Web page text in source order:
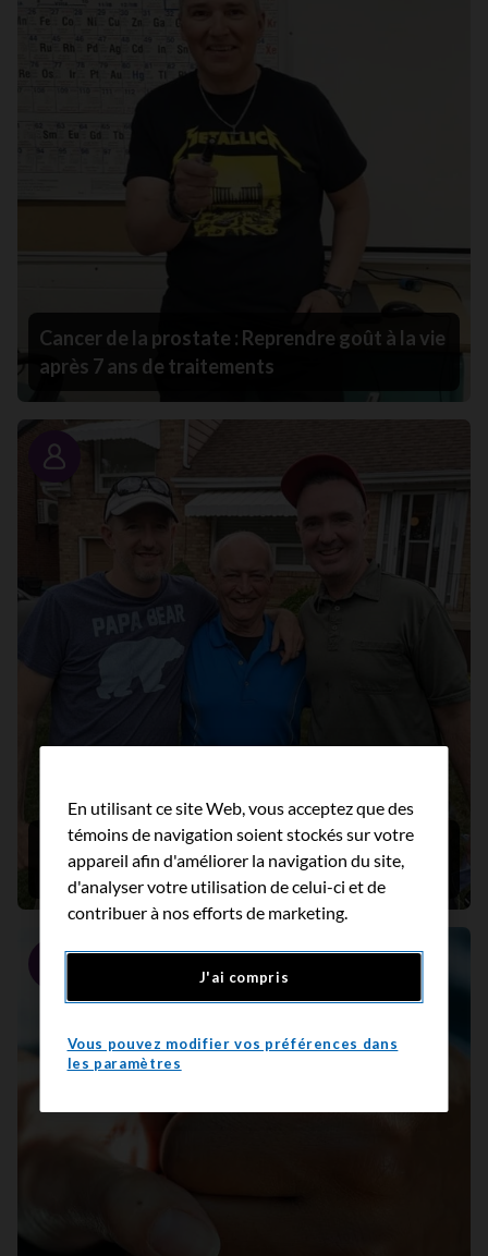
Cancer de la prostate : Reprendre goût à la vie
après 7 ans de traitements
Portrait
L’histoire de cancer de la prostate de Jerry
Howarth
En utilisant ce site Web, vous acceptez que des
témoins de navigation soient stockés sur votre
appareil afin d'améliorer la navigation du site,
d'analyser votre utilisation de celui-ci et de
contribuer à nos efforts de marketing.
J'ai compris
Vous pouvez modifier vos préférences dans
les paramètres